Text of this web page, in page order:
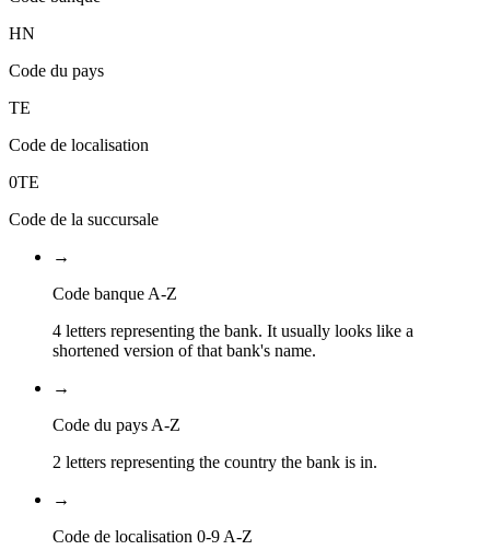
HN
Code du pays
TE
Code de localisation
0TE
Code de la succursale
→
Code banque A-Z
4 letters representing the bank. It usually looks like a
shortened version of that bank's name.
→
Code du pays A-Z
2 letters representing the country the bank is in.
→
Code de localisation 0-9 A-Z